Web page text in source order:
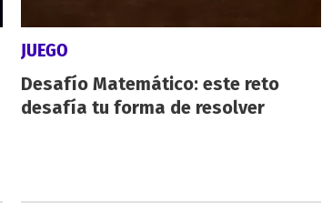
JUEGO
Desafío Matemático: este reto
desafía tu forma de resolver